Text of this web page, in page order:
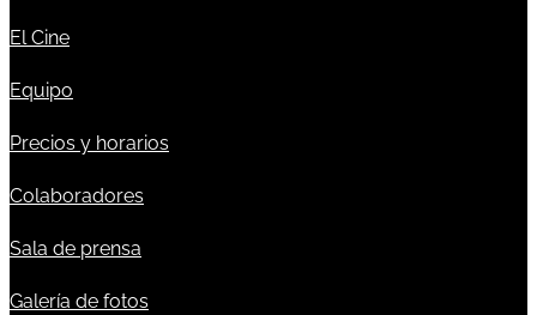
El Cine
Equipo
Precios y horarios
Colaboradores
Sala de prensa
Galería de fotos